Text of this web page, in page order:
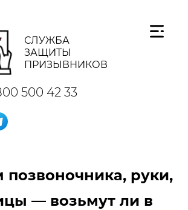
СЛУЖБА
ЗАЩИТЫ
ПРИЗЫВНИКОВ
500 42 33
позвоночника, руки,
— возьмут ли в